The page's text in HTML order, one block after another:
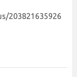
203821635926